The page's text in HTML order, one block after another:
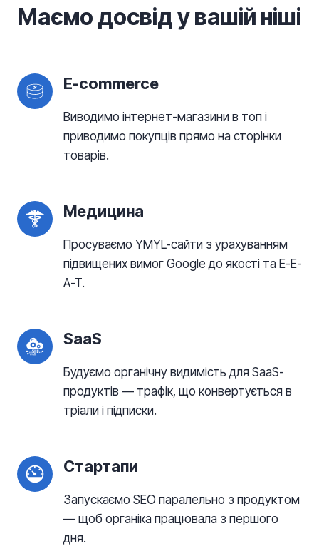
Маємо досвід у вашій ніші
$E-commerce
Виводимо інтернет-магазини в топ і
приводимо покупців прямо на сторінки
товарів.
Медицина
Просуваємо YMYL-сайти з урахуванням
підвищених вимог Google до якості та E-E-
A-T.
SaaS
Будуємо органічну видимість для SaaS-
продуктів — трафік, що конвертується в
тріали і підписки.
Стартапи
Запускаємо SEO паралельно з продуктом
— щоб органіка працювала з першого
дня.